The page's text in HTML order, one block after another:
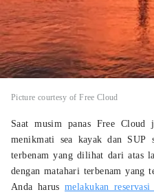
Picture courtesy of Free Cloud
Saat musim panas Free Cloud
menikmati sea kayak dan SUP
terbenam yang dilihat dari atas
dengan matahari terbenam yang
Anda harusmelakukan